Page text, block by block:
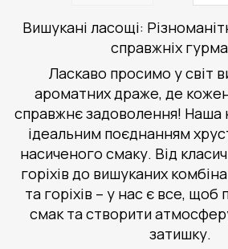
Вишукані ласощі:
справжніх
Ласкаво просимо у світ
ароматних драже, де
справжнє задоволення! Наша
ідеальним поєднанням
насиченого смаку. Від
горіхів до вишуканих
та горіхів – у нас є все,
смак та створити
затишку.